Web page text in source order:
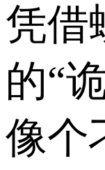
凭借
的“
像个